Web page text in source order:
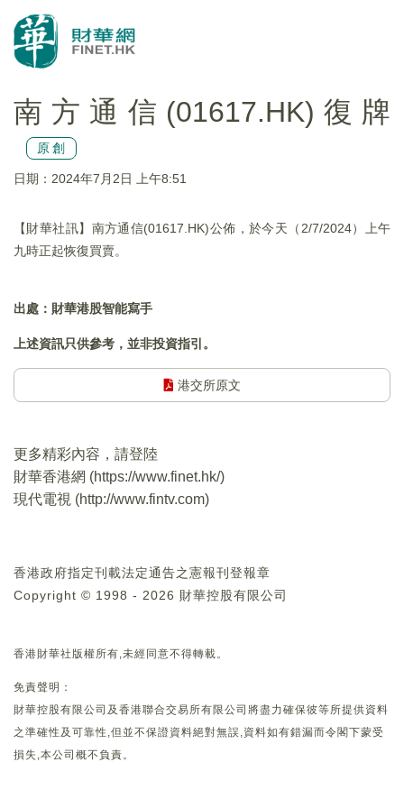
南方通信(01617.HK)復牌
原創
日期：2024年7月2日 上午8:51
【財華社訊】南方通信(01617.HK)公佈，於今天（2/7/2024）上午
九時正起恢復買賣。
出處：財華港股智能寫手
上述資訊只供參考，並非投資指引。
港交所原文
更多精彩內容，請登陸
財華香港網 (https://www.finet.hk/)
現代電視 (http://www.fintv.com)
香港政府指定刊載法定通告之憲報刊登報章
Copyright © 1998 - 2026 財華控股有限公司
香港財華社版權所有,未經同意不得轉載。
免責聲明：
財華控股有限公司及香港聯合交易所有限公司將盡力確保彼等所提供資料
之準確性及可靠性,但並不保證資料絕對無誤,資料如有錯漏而令閣下蒙受
損失,本公司概不負責。